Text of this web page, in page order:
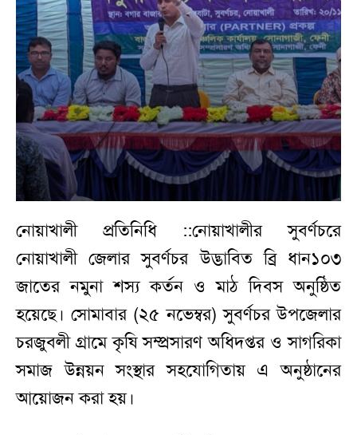
নোয়াখালী প্রতিনিধি ::নোয়াখালীর সুবর্ণচরে
নোয়াখালী জেলার সুবর্ণচর উদ্ভাবিত ব্রি ধান১০৩
জাতের নমুনা শস্য কর্তন ও মাঠ দিবস অনুষ্ঠিত
হয়েছে। সোমাবার (২৫ নভেম্বর) সুবর্ণচর উপজেলার
চরজুবলী গ্রামে কৃষি সম্প্রসারণ অধিদপ্তর ও সাগরিকা
সমাজ উন্নয়ন সংস্থার সহযোগিতায় এ অনুষ্ঠানের
আয়োজন করা হয়।